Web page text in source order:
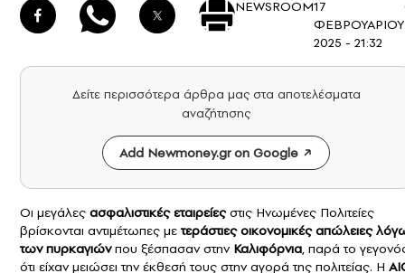
NEWSROOM17
ΦΕΒΡΟΥΑΡΙΟΥ
2025 - 21:32
Δείτε περισσότερα άρθρα μας στα αποτελέσματα
αναζήτησης
Add Newmoney.gr on Google
Οι μεγάλες ασφαλιστικές εταιρείεςστις Ηνωμένες Πολιτείες
βρίσκονται αντιμέτωπες μετεράστιες οικονομικές απώλειες
των πυρκαγιώνπου ξέσπασαν στην Καλιφόρνια, παρά το
ότι είχαν μειώσει την έκθεσή τους στην αγορά της πολιτείας. Η